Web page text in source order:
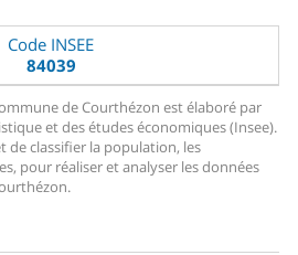
Code INSEE
84039
de Courthézon est élaboré par
et des études économiques (Insee).
de classifier la population, les
pour réaliser et analyser les données